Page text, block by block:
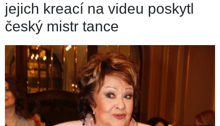
jejich kreací na videu poskytl
český mistr tance